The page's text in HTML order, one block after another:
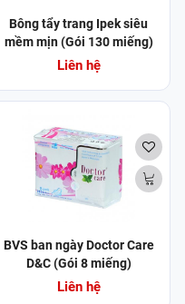
Bông tẩy trang Ipek siêu
mềm mịn (Gói 130 miếng)
Liên hệ
BVS ban ngày Doctor Care
D&C (Gói 8 miếng)
Liên hệ